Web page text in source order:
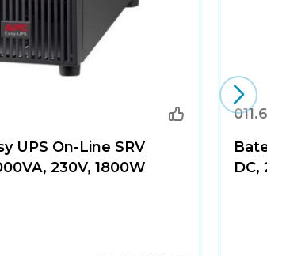
UPS On-Line SRV
230V, 1800W
DC,